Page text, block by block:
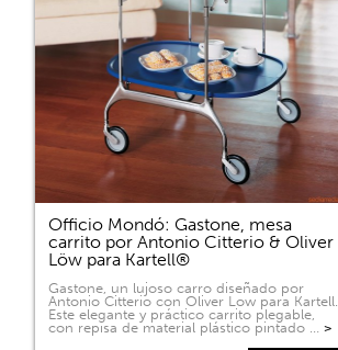
Officio Mondó: Gastone, mesa
carrito por Antonio Citterio & Oliver
Löw para Kartell®
Gastone, un lujoso carro diseñado por
Antonio Citterio con Oliver Low para Kartell.
Este elegante y práctico carrito plegable,
con repisa de material plástico pintado … >